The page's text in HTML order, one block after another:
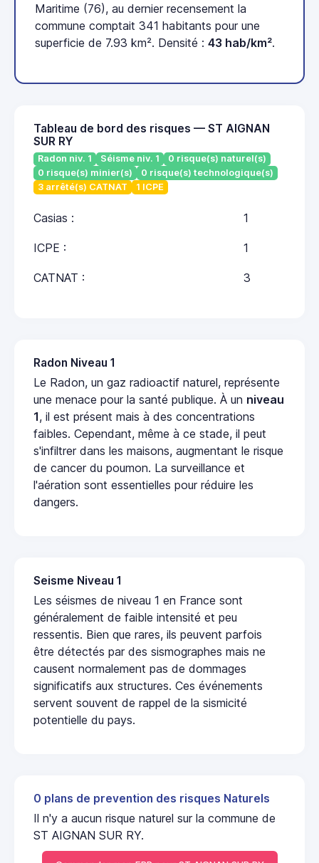
Maritime (76), au dernier recensement la
commune comptait 341 habitants pour une
superficie de 7.93 km². Densité : 43 hab/km².
Tableau de bord des risques — ST AIGNAN
SUR RY
Radon niv. 1 Séisme niv. 1
0 risque(s) naturel(s)
0 risque(s) minier(s)
0 risque(s) technologique(s)
3 arrêté(s) CATNAT
1 ICPE
Casias : 1
ICPE : 1
CATNAT : 3
Radon Niveau 1
Le Radon, un gaz radioactif naturel, représente
une menace pour la santé publique. À un niveau
1, il est présent mais à des concentrations
faibles. Cependant, même à ce stade, il peut
s'infiltrer dans les maisons, augmentant le risque
de cancer du poumon. La surveillance et
l'aération sont essentielles pour réduire les
dangers.
Seisme Niveau 1
Les séismes de niveau 1 en France sont
généralement de faible intensité et peu
ressentis. Bien que rares, ils peuvent parfois
être détectés par des sismographes mais ne
causent normalement pas de dommages
significatifs aux structures. Ces événements
servent souvent de rappel de la sismicité
potentielle du pays.
0 plans de prevention des risques Naturels
Il n'y a aucun risque naturel sur la commune de
ST AIGNAN SUR RY.